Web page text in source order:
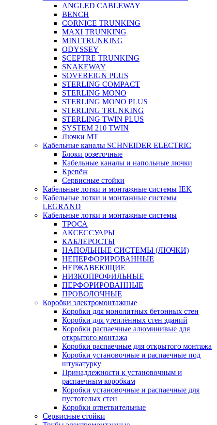
ANGLED CABLEWAY
BENCH
CORNICE TRUNKING
MAXI TRUNKING
MINI TRUNKING
ODYSSEY
SCEPTRE TRUNKING
SNAKEWAY
SOVEREIGN PLUS
STERLING COMPACT
STERLING MONO
STERLING MONO PLUS
STERLING TRUNKING
STERLING TWIN PLUS
SYSTEM 210 TWIN
Лючки MT
Кабельные каналы SCHNEIDER ELECTRIC
Блоки розеточные
Кабельные каналы и напольные лючки
Крепёж
Сервисные стойки
Кабельные лотки и монтажные системы IEK
Кабельные лотки и монтажные системы
LEGRAND
Кабельные лотки и монтажные системы
ТРОСА
АКСЕССУАРЫ
КАБЛЕРОСТЫ
НАПОЛЬНЫЕ СИСТЕМЫ (ЛЮЧКИ)
НЕПЕРФОРИРОВАННЫЕ
НЕРЖАВЕЮЩИЕ
НИЗКОПРОФИЛЬНЫЕ
ПЕРФОРИРОВАННЫЕ
ПРОВОЛОЧНЫЕ
Коробки электромонтажные
Коробки для монолитных бетонных стен
Коробки для утеплённых стен зданий
Коробки распаечные алюминивые для
открытого монтажа
Коробки распаечные для открытого монтажа
Коробки установочные и распаечные под
штукатурку
Принадлежности к установочным и
распаечным коробкам
Коробки установочные и распаечные для
пустотелых стен
Коробки ответвительные
Сервисные стойки